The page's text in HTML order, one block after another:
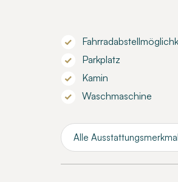
Parkplatz
Kamin
Waschmaschine
Alle